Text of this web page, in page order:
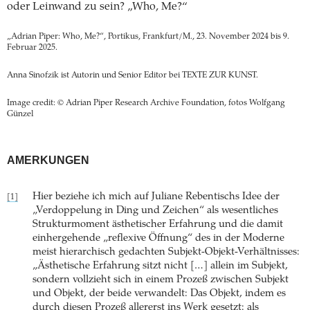
oder Leinwand zu sein? „Who, Me?“
„Adrian Piper: Who, Me?“, Portikus, Frankfurt/M., 23. ­November 2024 bis 9.
Februar 2025.
Anna Sinofzik ist Autorin und Senior Editor bei TEXTE ZUR KUNST.
Image credit: © Adrian Piper Research Archive Foundation, fotos Wolfgang
Günzel
AMERKUNGEN
[1]
Hier beziehe ich mich auf Juliane Rebentischs Idee der
„Verdoppelung in Ding und Zeichen“ als ­wesentliches
Strukturmoment ästhetischer Erfahrung und die damit
einhergehende „reflexive Öffnung“ des in der ­Moderne
meist hierarchisch gedachten Subjekt-Objekt-­Verhältnisses:
„Ästhetische Erfahrung sitzt nicht […] allein im Subjekt,
sondern vollzieht sich in einem Prozeß zwischen Subjekt
und Objekt, der beide verwandelt: Das Objekt, indem es
durch diesen Prozeß allererst ins Werk gesetzt: als